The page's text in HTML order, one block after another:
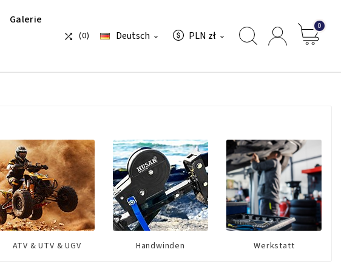
Galerie
 (0) Deutsch  PLN zł 
0
ATV & UTV & UGV Handwinden Werkstatt